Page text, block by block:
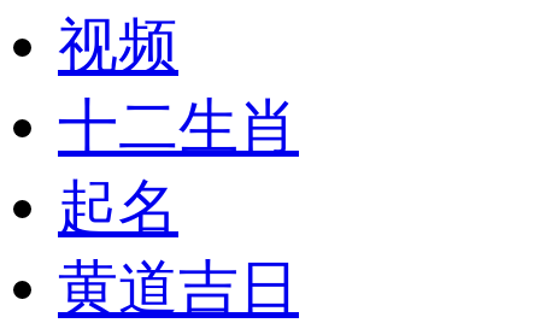
视频
十二生肖
起名
黄道吉日